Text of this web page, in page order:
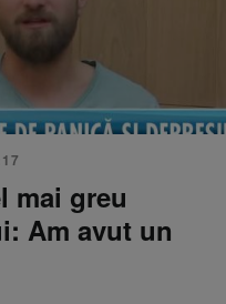
mai greu
Am avut un